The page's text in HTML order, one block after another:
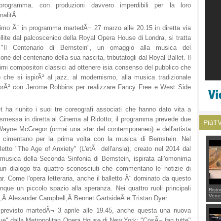
con produzioni davvero imperdibili per la loro
.
Ã¨ in programma martedÃ¬ 27 marzo alle 20.15 in diretta via
dal palcoscenico della Royal Opera House di Londra, si tratta
Centenario di Bernstein", un omaggio alla musica del
del centenario della sua nascita, tributatogli dal Royal Ballet. Il
compositori classici ad ottenere isia consenso del pubblico che
si ispirÃ² al jazz, al modernismo, alla musica tradizionale
con Jerome Robbins per realizzare Fancy Free e West Side
ha riunito i suoi tre coreografi associati che hanno dato vita a
in diretta al Cinema al Ridotto; il programma prevede due
McGregor (ormai una star del contemporaneo) e dell'artista
cimentano per la prima volta con la musica di Bernstein. Nel
"The Age of Anxiety" (L'etÃ dell'ansia), creato nel 2014 dal
della Seconda Sinfonia di Bernstein, ispirata all'omonima
dialogo tra quattro sconosciuti che commentano le notizie di
Come l'opera letteraria, anche il balletto Ã¨ dominato da questo
un piccolo spazio alla speranza. Nei quattro ruoli principali
Alexander Campbell,Â Bennet GartsideÂ e Tristan Dyer.
martedÃ¬ 3 aprile alle 19.45, anche questa una nuova
con